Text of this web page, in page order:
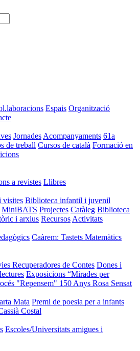
Espais Organització
Jornades Acompanyaments 61a
de treball Cursos de català Formació en
a revistes Llibres
visites Biblioteca infantil i juvenil
MiniBATS Projectes Catàleg Biblioteca
i arxius Recursos Activitats
Caàrem: Tastets Matemàtics
Recuperadores de Contes Dones i
Exposicions “Mirades per
"Repensem" 150 Anys Rosa Sensat
Mata Premi de poesia per a infants
Costal
Escoles/Universitats amigues i